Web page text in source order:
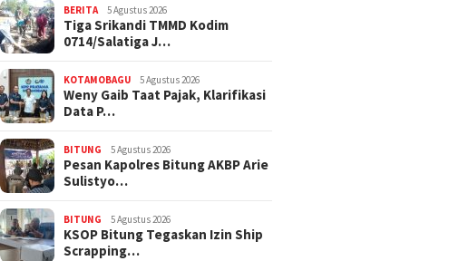
BERITA 5 Agustus 2026
Tiga Srikandi TMMD Kodim
0714/Salatiga J…
KOTAMOBAGU 5 Agustus 2026
Weny Gaib Taat Pajak, Klarifikasi
Data P…
BITUNG 5 Agustus 2026
Pesan Kapolres Bitung AKBP Arie
Sulistyo…
BITUNG 5 Agustus 2026
KSOP Bitung Tegaskan Izin Ship
Scrapping…